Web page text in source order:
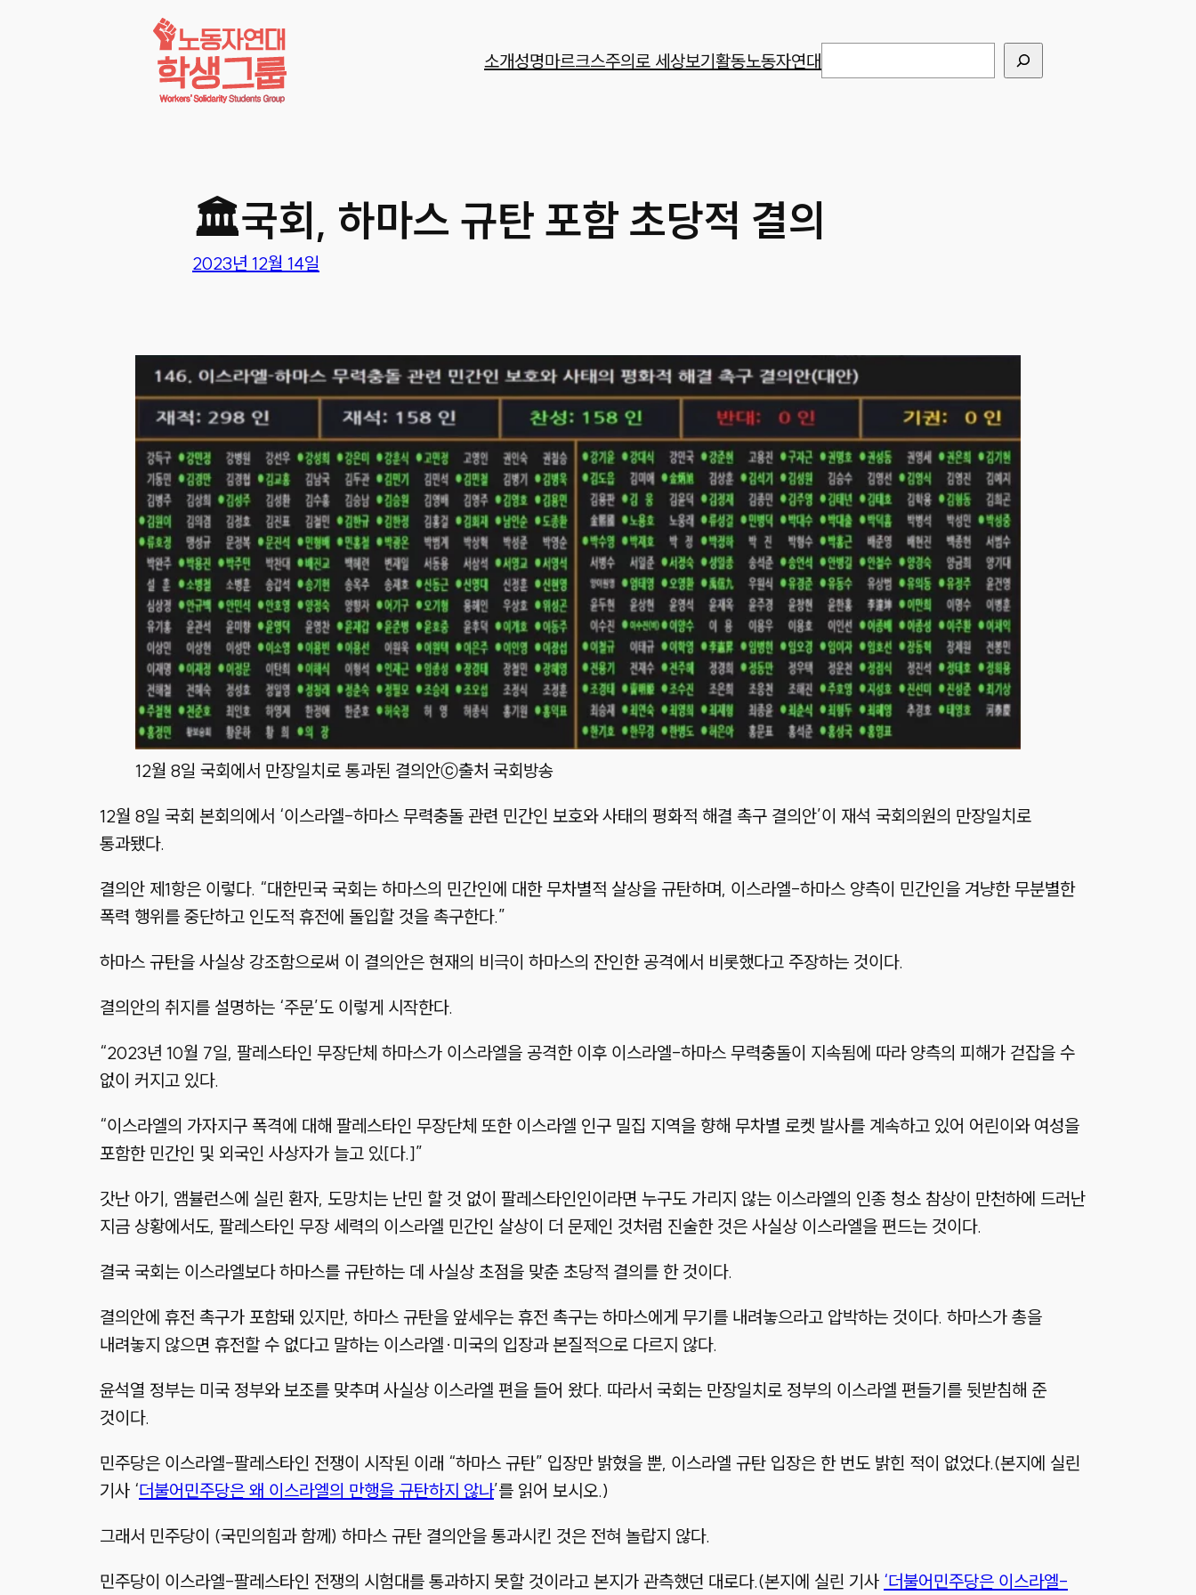
소개성명마르크스주의로 세상보기활동노동자연대
🏛국회, 하마스 규탄 포함 초당적 결의
2023년 12월 14일
12월 8일 국회에서 만장일치로 통과된 결의안ⓒ출처 국회방송
12월 8일 국회 본회의에서 ‘이스라엘-하마스 무력충돌 관련 민간인 보호와 사태의 평화적 해결 촉구 결의안’이 재석 국회의원의 만장일치로
통과됐다.
결의안 제1항은 이렇다. “대한민국 국회는 하마스의 민간인에 대한 무차별적 살상을 규탄하며, 이스라엘-하마스 양측이 민간인을 겨냥한 무분별한
폭력 행위를 중단하고 인도적 휴전에 돌입할 것을 촉구한다.”
하마스 규탄을 사실상 강조함으로써 이 결의안은 현재의 비극이 하마스의 잔인한 공격에서 비롯했다고 주장하는 것이다.
결의안의 취지를 설명하는 ‘주문’도 이렇게 시작한다.
“2023년 10월 7일, 팔레스타인 무장단체 하마스가 이스라엘을 공격한 이후 이스라엘-하마스 무력충돌이 지속됨에 따라 양측의 피해가 걷잡을 수
없이 커지고 있다.
“이스라엘의 가자지구 폭격에 대해 팔레스타인 무장단체 또한 이스라엘 인구 밀집 지역을 향해 무차별 로켓 발사를 계속하고 있어 어린이와 여성을
포함한 민간인 및 외국인 사상자가 늘고 있[다.]”
갓난 아기, 앰뷸런스에 실린 환자, 도망치는 난민 할 것 없이 팔레스타인인이라면 누구도 가리지 않는 이스라엘의 인종 청소 참상이 만천하에 드러난
지금 상황에서도, 팔레스타인 무장 세력의 이스라엘 민간인 살상이 더 문제인 것처럼 진술한 것은 사실상 이스라엘을 편드는 것이다.
결국 국회는 이스라엘보다 하마스를 규탄하는 데 사실상 초점을 맞춘 초당적 결의를 한 것이다.
결의안에 휴전 촉구가 포함돼 있지만, 하마스 규탄을 앞세우는 휴전 촉구는 하마스에게 무기를 내려놓으라고 압박하는 것이다. 하마스가 총을
내려놓지 않으면 휴전할 수 없다고 말하는 이스라엘·미국의 입장과 본질적으로 다르지 않다.
윤석열 정부는 미국 정부와 보조를 맞추며 사실상 이스라엘 편을 들어 왔다. 따라서 국회는 만장일치로 정부의 이스라엘 편들기를 뒷받침해 준
것이다.
민주당은 이스라엘-팔레스타인 전쟁이 시작된 이래 “하마스 규탄” 입장만 밝혔을 뿐, 이스라엘 규탄 입장은 한 번도 밝힌 적이 없었다.(본지에 실린
기사 ‘더불어민주당은 왜 이스라엘의 만행을 규탄하지 않나’를 읽어 보시오.)
그래서 민주당이 (국민의힘과 함께) 하마스 규탄 결의안을 통과시킨 것은 전혀 놀랍지 않다.
민주당이 이스라엘-팔레스타인 전쟁의 시험대를 통과하지 못할 것이라고 본지가 관측했던 대로다.(본지에 실린 기사 ‘더불어민주당은 이스라엘-